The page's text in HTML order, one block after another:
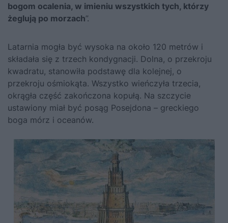
bogom ocalenia, w imieniu wszystkich tych, którzy
żeglują po morzach”.
Latarnia mogła być wysoka na około 120 metrów i
składała się z trzech kondygnacji. Dolna, o przekroju
kwadratu, stanowiła podstawę dla kolejnej, o
przekroju ośmiokąta. Wszystko wieńczyła trzecia,
okrągła część zakończona kopułą. Na szczycie
ustawiony miał być posąg Posejdona – greckiego
boga mórz i oceanów.